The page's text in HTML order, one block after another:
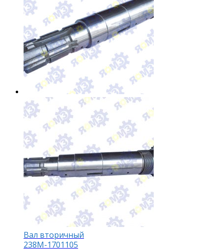
Вал вторичный
238М-1701105